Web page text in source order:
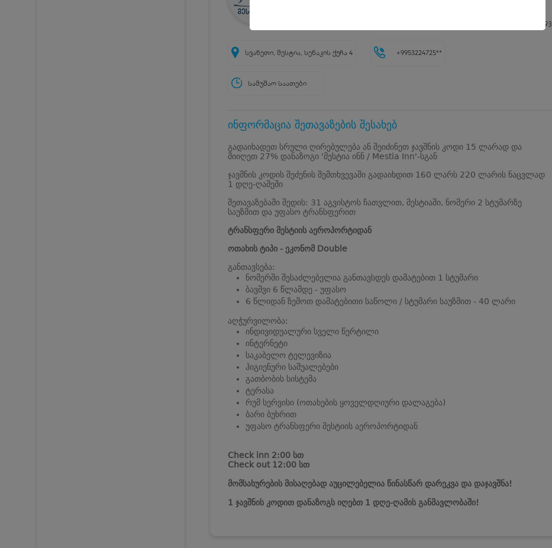
993
სვანეთი, მესტია, სენაკის ქუჩა 4 +9953224725**
სამუშაო საათები
ინფორმაცია შეთავაზების შესახებ
გადაიხადეთ სრული ღირებულება ან შეიძინეთ ჯავშნის კოდი 15 ლარად და
მიიღეთ 27% დანაზოგი 'მესტია ინნ / Mestia Inn'-სგან
ჯავშნის კოდის შეძენის შემთხვევაში გადაიხდით 160 ლარს 220 ლარის ნაცვლად
1 დღე-ღამეში
შეთავაზებაში შედის: 31 აგვისტოს ჩათვლით, მესტიაში, ნომერი 2 სტუმარზე
საუზმით და უფასო ტრანსფერით
ტრანსფერი მესტიის აეროპორტიდან
ოთახის ტიპი - ეკონომ Double
განთავსება:
ნომერში შესაძლებელია განთავსდეს დამატებით 1 სტუმარი
ბავშვი 6 წლამდე - უფასო
6 წლიდან ზემოთ დამატებითი საწოლი / სტუმარი საუზმით - 40 ლარი
აღჭურვილობა:
ინდივიდუალური სველი წერტილი
ინტერნეტი
საკაბელო ტელევიზია
ჰიგიენური საშუალებები
გათბობის სისტემა
ტერასა
რუმ სერვისი (ოთახების ყოველდღიური დალაგება)
ბარი ბუხრით
უფასო ტრანსფერი მესტიის აეროპორტიდან
Check inn 2:00 სთ
Check out 12:00 სთ
მომსახურების მისაღებად აუცილებელია წინასწარ დარეკვა და დაჯავშნა!
1 ჯავშნის კოდით დანაზოგს იღებთ 1 დღე-ღამის განმავლობაში!